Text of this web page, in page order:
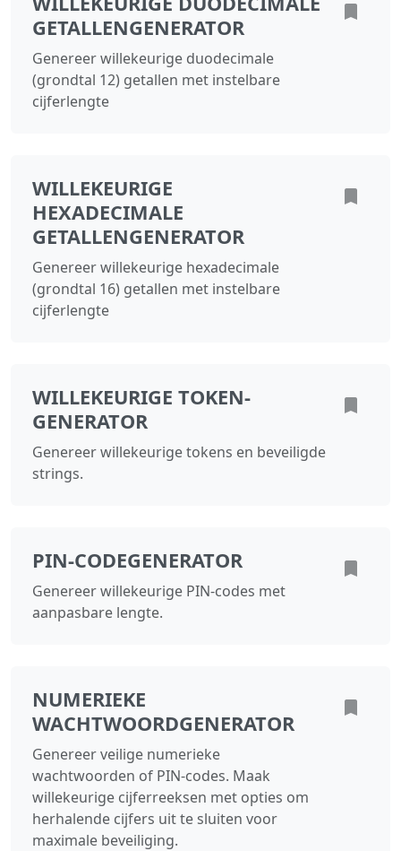
GETALLENGENERATOR
Genereer willekeurige duodecimale
(grondtal 12) getallen met instelbare
cijferlengte
WILLEKEURIGE
HEXADECIMALE
GETALLENGENERATOR
Genereer willekeurige hexadecimale
(grondtal 16) getallen met instelbare
cijferlengte
WILLEKEURIGE TOKEN-
GENERATOR
Genereer willekeurige tokens en beveiligde
strings.
PIN-CODEGENERATOR
Genereer willekeurige PIN-codes met
aanpasbare lengte.
NUMERIEKE
WACHTWOORDGENERATOR
Genereer veilige numerieke
wachtwoorden of PIN-codes. Maak
willekeurige cijferreeksen met opties om
herhalende cijfers uit te sluiten voor
maximale beveiliging.